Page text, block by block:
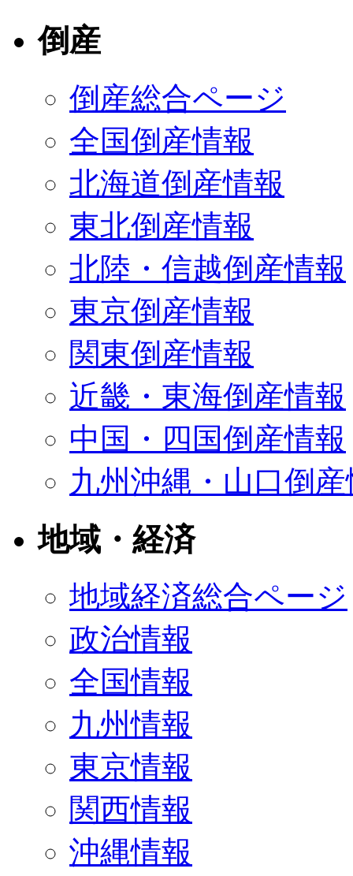
倒産
倒産総合ページ
全国倒産情報
北海道倒産情報
東北倒産情報
北陸・信越倒産情報
東京倒産情報
関東倒産情報
近畿・東海倒産情報
中国・四国倒産情報
九州沖縄・山口倒
地域・経済
地域経済総合ページ
政治情報
全国情報
九州情報
東京情報
関西情報
沖縄情報